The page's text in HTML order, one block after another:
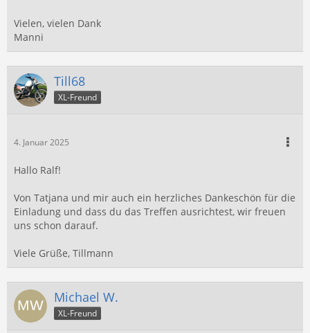
Vielen, vielen Dank
Manni
Till68
XL-Freund
4. Januar 2025
Hallo Ralf!
Von Tatjana und mir auch ein herzliches Dankeschön für die
Einladung und dass du das Treffen ausrichtest, wir freuen
uns schon darauf.
Viele Grüße, Tillmann
Michael W.
XL-Freund